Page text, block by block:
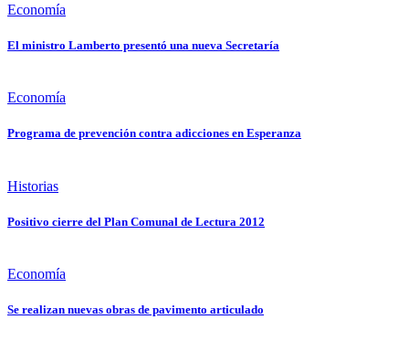
Economía
El ministro Lamberto presentó una nueva Secretaría
Economía
Programa de prevención contra adicciones en Esperanza
Historias
Positivo cierre del Plan Comunal de Lectura 2012
Economía
Se realizan nuevas obras de pavimento articulado